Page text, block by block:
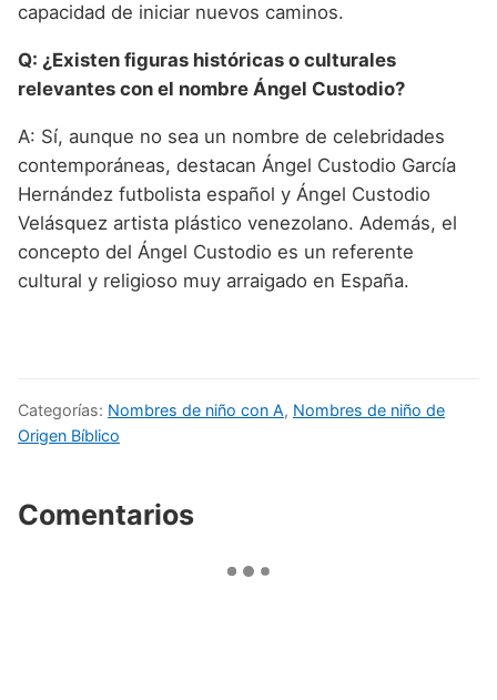
capacidad de iniciar nuevos caminos.
Q: ¿Existen figuras históricas o culturales
relevantes con el nombre Ángel Custodio?
A: Sí, aunque no sea un nombre de celebridades
contemporáneas, destacan Ángel Custodio García
Hernández futbolista español y Ángel Custodio
Velásquez artista plástico venezolano. Además, el
concepto del Ángel Custodio es un referente
cultural y religioso muy arraigado en España.
Categorías: Nombres de niño con A, Nombres de niño de
Origen Bíblico
Comentarios